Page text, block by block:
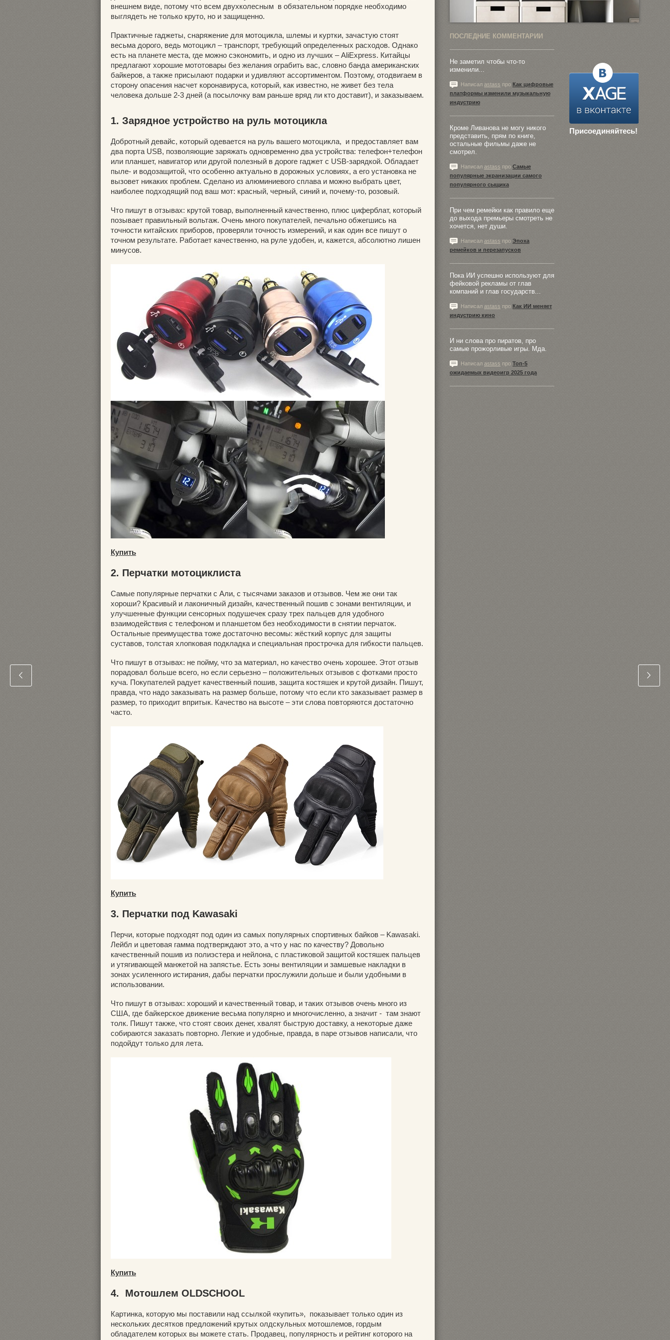
внешнем виде, потому что всем двухколесным в обязательном порядке необходимо
выглядеть не только круто, но и защищенно.
Практичные гаджеты, снаряжение для мотоцикла, шлемы и куртки, зачастую стоят
весьма дорого, ведь мотоцикл – транспорт, требующий определенных расходов. Однако
есть на планете места, где можно сэкономить, и одно из лучших – AliExpress. Китайцы
предлагают хорошие мототовары без желания ограбить вас, словно банда американских
байкеров, а также присылают подарки и удивляют ассортиментом. Поэтому, отодвигаем в
сторону опасения насчет коронавируса, который, как известно, не живет без тела
человека дольше 2-3 дней (а посылочку вам раньше вряд ли кто доставит), и заказываем.
1. Зарядное устройство на руль мотоцикла
Добротный девайс, который одевается на руль вашего мотоцикла, и предоставляет вам
два порта USB, позволяющие заряжать одновременно два устройства: телефон+телефон
или планшет, навигатор или другой полезный в дороге гаджет с USB-зарядкой. Обладает
пыле- и водозащитой, что особенно актуально в дорожных условиях, а его установка не
вызовет никаких проблем. Сделано из алюминиевого сплава и можно выбрать цвет,
наиболее подходящий под ваш мот: красный, черный, синий и, почему-то, розовый.
Что пишут в отзывах: крутой товар, выполненный качественно, плюс циферблат, который
позывает правильный вольтаж. Очень много покупателей, печально обжегшись на
точности китайских приборов, проверяли точность измерений, и как один все пишут о
точном результате. Работает качественно, на руле удобен, и, кажется, абсолютно лишен
минусов.
Купить
2. Перчатки мотоциклиста
Самые популярные перчатки с Али, с тысячами заказов и отзывов. Чем же они так
хороши? Красивый и лаконичный дизайн, качественный пошив с зонами вентиляции, и
улучшенные функции сенсорных подушечек сразу трех пальцев для удобного
взаимодействия с телефоном и планшетом без необходимости в снятии перчаток.
Остальные преимущества тоже достаточно весомы: жёсткий корпус для защиты
суставов, толстая хлопковая подкладка и специальная прострочка для гибкости пальцев.
Что пишут в отзывах: не пойму, что за материал, но качество очень хорошее. Этот отзыв
порадовал больше всего, но если серьезно – положительных отзывов с фотками просто
куча. Покупателей радует качественный пошив, защита костяшек и крутой дизайн. Пишут,
правда, что надо заказывать на размер больше, потому что если кто заказывает размер в
размер, то приходит впритык. Качество на высоте – эти слова повторяются достаточно
часто.
Купить
3. Перчатки под Kawasaki
Перчи, которые подходят под один из самых популярных спортивных байков – Kawasaki.
Лейбл и цветовая гамма подтверждают это, а что у нас по качеству? Довольно
качественный пошив из полиэстера и нейлона, с пластиковой защитой костяшек пальцев
и утягивающей манжетой на запястье. Есть зоны вентиляции и замшевые накладки в
зонах усиленного истирания, дабы перчатки прослужили дольше и были удобными в
использовании.
Что пишут в отзывах: хороший и качественный товар, и таких отзывов очень много из
США, где байкерское движение весьма популярно и многочисленно, а значит - там знают
толк. Пишут также, что стоят своих денег, хвалят быструю доставку, а некоторые даже
собираются заказать повторно. Легкие и удобные, правда, в паре отзывов написали, что
подойдут только для лета.
Купить
4. Мотошлем OLDSCHOOL
Картинка, которую мы поставили над ссылкой «купить», показывает только один из
нескольких десятков предложений крутых олдскульных мотошлемов, гордым
обладателем которых вы можете стать. Продавец, популярность и рейтинг которого на
ПОСЛЕДНИЕ КОММЕНТАРИИ
Присоединяйтесь!
Не заметил чтобы что-то
изменили...
Написал astass про Как цифровые
платформы изменили музыкальную
индустрию
Кроме Ливанова не могу никого
представить, прям по книге,
остальные фильмы даже не
смотрел.
Написал astass про Самые
популярные экранизации самого
популярного сыщика
При чем ремейки как правило еще
до выхода премьеры смотреть не
хочется, нет души.
Написал astass про Эпоха
ремейков и перезапусков
Пока ИИ успешно используют для
фейковой рекламы от глав
компаний и глав государств...
Написал astass про Как ИИ меняет
индустрию кино
И ни слова про пиратов, про
самые прожорливые игры. Мда.
Написал astass про Топ-5
ожидаемых видеоигр 2025 года